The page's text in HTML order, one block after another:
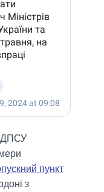
ДПСУ
пункт
з